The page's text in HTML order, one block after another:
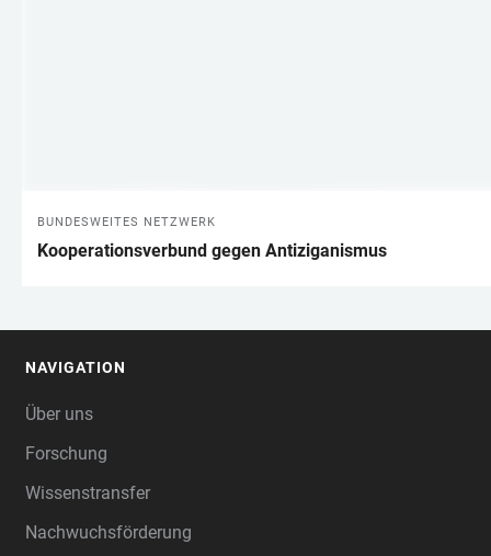
BUNDESWEITES NETZWERK
Kooperationsverbund gegen Antiziganismus
NAVIGATION
Über uns
Forschung
Wissenstransfer
Nachwuchsförderung